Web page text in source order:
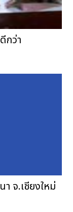
กว่า
จ.เชียงใหม่